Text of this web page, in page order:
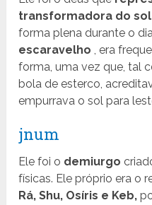
transformadora do sol
forma plena durante o
escaravelho , era
forma, uma vez que, tal
bola de esterco,
empurrava o sol para
jnum
Ele foi o demiurgo
físicas. Ele próprio era o
Rá, Shu, Osíris e Keb,